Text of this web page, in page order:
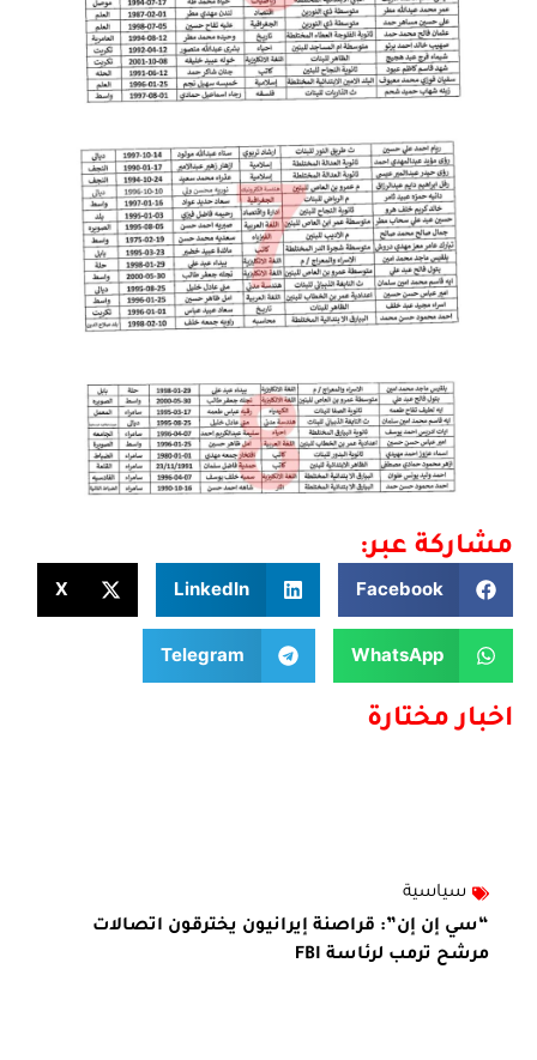
مشاركة عبر:
Facebook
LinkedIn
X
WhatsApp
Telegram
اخبار مختارة
سياسية
“سي إن إن”: قراصنة إيرانيون يخترقون اتصالات
مرشح ترمب لرئاسة FBI